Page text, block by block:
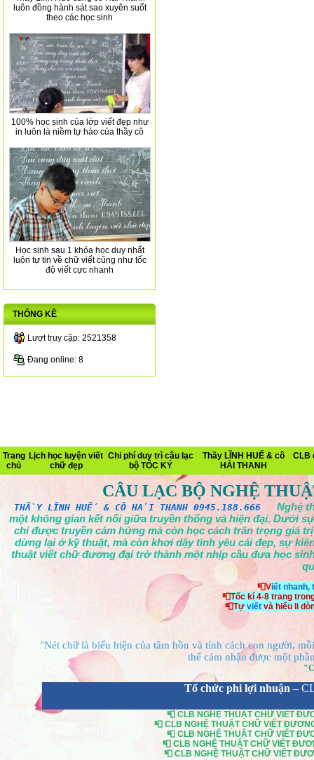
luôn đồng hành sát sao xuyên suốt
theo các học sinh
100% học sinh của lớp viết đẹp như
in luôn là niềm tự hào của thầy cô
Học sinh sau 1 khóa học duy nhất
luôn tự tin về chữ viết cũng như tốc
độ viết cực nhanh
THỐNG KÊ
Lượt truy cập: 2521358
Đang online: 8
Trang
chủ
Lịch học luyện viết
chữ đẹp
Chi phí duy trì câu lạc
bộ TỐC KÝ
Thầy LĨNH HUẾ & cô
HẢI THANH
CLB
CÂU LẠC BỘ NGHỆ
THẦY LĨNH HUẾ & CÔ HẢI THANH 0945.188.666
Nghệ
một không gian kết nối giữa truyền thống và hiện đại. Dưới
chỉ được truyền cảm hứng mà còn học cách trân trọng giá
dừng lại ở kỹ thuật, mà còn khơi dậy tình yêu cái đẹp, sự
thuật viết chữ đương đại trở thành một nhịp cầu đưa học
📮Viết nhanh,
📮Tốc kí 4-8 trang
📮Tựviết và hiểu li
"Nét chữ là biểu hiện của tâm hồn và tính cách con người,
thể cảm nhận được một
Tổ chức phi lợi nhuận –
📮 CLB NGHỆ THUẬT CHỮ VIẾT
📮 CLB NGHỆ THUẬT CHỮ VIẾT
📮 CLB NGHỆ THUẬT CHỮ VIẾT
📮 CLB NGHỆ THUẬT CHỮ VIẾT
📮 CLB NGHỆ THUẬT CHỮ VIẾT